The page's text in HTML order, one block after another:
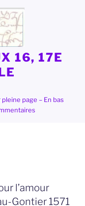
16, 17E
page – En bas
l’amour
Gontier 1571